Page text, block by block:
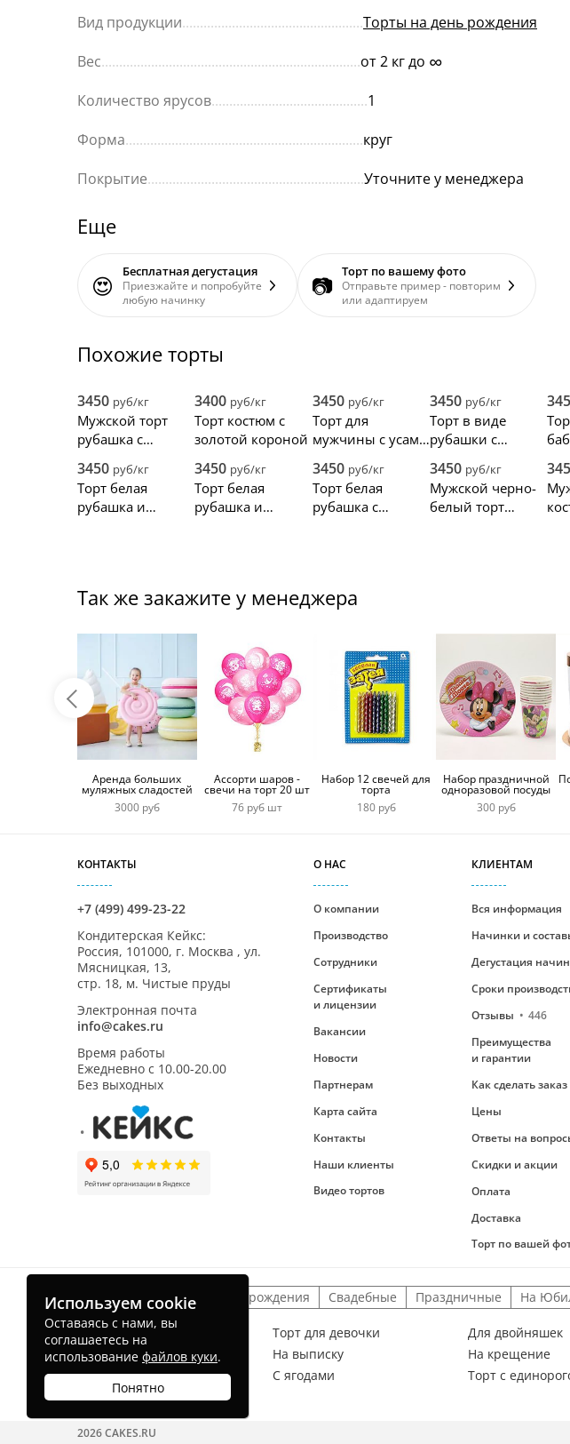
Вид продукции...................................................Торты на день рождения
Вес.........................................................................от 2 кг до ∞
Количество ярусов............................................1
Форма...................................................................круг
Покрытие.............................................................Уточните у менеджера
Еще
😍 Бесплатная дегустация
Приезжайте и попробуйте
любую начинку
📷 Торт по вашему фото
Отправьте пример - повторим
или адаптируем
Похожие торты
3450 руб/кг
Мужской торт
рубашка с
3400 руб/кг
Торт костюм с
золотой короной
3450 руб/кг
Торт для
мужчины с усами
3450 руб/кг
Торт в виде
рубашки с
бабочкой и
усами
3450 руб/кг
Торт белая
рубашка и
3450 руб/кг
Торт белая
рубашка и
3450 руб/кг
Торт белая
рубашка с
3450 руб/кг
Мужской черно-
белый торт
Так же закажите у менеджера
Аренда больших
муляжных сладостей
3000 руб
Ассорти шаров -
свечи на торт 20 шт
76 руб шт
Набор 12 свечей для
торта
180 руб
Набор праздничной
одноразовой посуды
300 руб
КОНТАКТЫ
+7 (499) 499-23-22
Кондитерская Кейкс:
Россия, 101000, г. Москва , ул.
Мясницкая, 13,
стр. 18, м. Чистые пруды
Электронная почта
info@cakes.ru
Время работы
Ежедневно с 10.00-20.00
Без выходных
О НАС
О компании
Производство
Сотрудники
Сертификаты
и лицензии
Вакансии
Новости
Партнерам
Карта сайта
Контакты
Наши клиенты
Видео тортов
КЛИЕНТАМ
Вся информация
Начинки и
Дегустация
Сроки
Отзывы
446
Преимущества
и гарантии
Как сделать заказ
Цены
Ответы на
Скидки и акции
Оплата
Доставка
Торт по вашей
Детские торты На день рождения Свадебные Праздничные На
Торт для мальчика Торт для девочки Для двойняшек
На рождение ребенка
На выписку На крещение
Без мастики
С ягодами Торт с
Торт радуга
2026 CAKES.RU
Используем cookie
Оставаясь с нами, вы
соглашаетесь на
использование файлов куки.
Понятно